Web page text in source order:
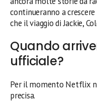
continueranno a
che il viaggio di Jackie,
Quando
ufficiale?
Per il momento Netflix
precisa.